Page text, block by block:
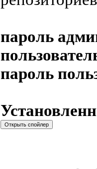
пароль
пароль